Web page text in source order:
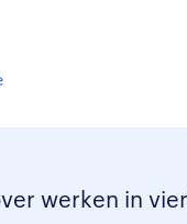
werken in